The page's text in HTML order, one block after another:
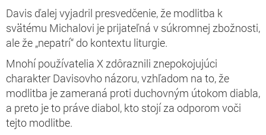
Davis ďalej vyjadril presvedčenie, že modlitba k
svätému Michalovi je prijateľná v súkromnej zbožnosti,
ale že „nepatrí“ do kontextu liturgie.
Mnohí používatelia X zdôraznili znepokojujúci
charakter Davisovho názoru, vzhľadom na to, že
modlitba je zameraná proti duchovným útokom diabla,
a preto je to práve diabol, kto stojí za odporom voči
tejto modlitbe.